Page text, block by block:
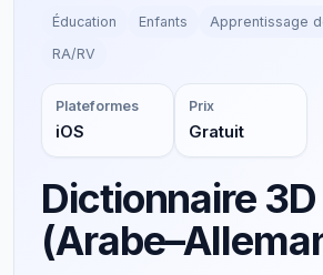
Éducation Enfants
Apprentissage
RA/RV
Plateformes
iOS
Prix
Gratuit
Dictionnaire 3D